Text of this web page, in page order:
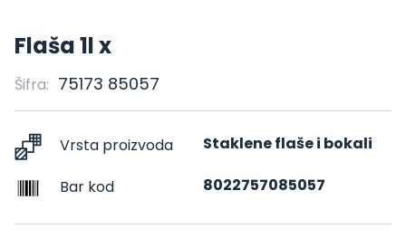
Flaša 1l x
Šifra: 75173 85057
Vrsta proizvoda Staklene flaše i bokali
Bar kod 8022757085057